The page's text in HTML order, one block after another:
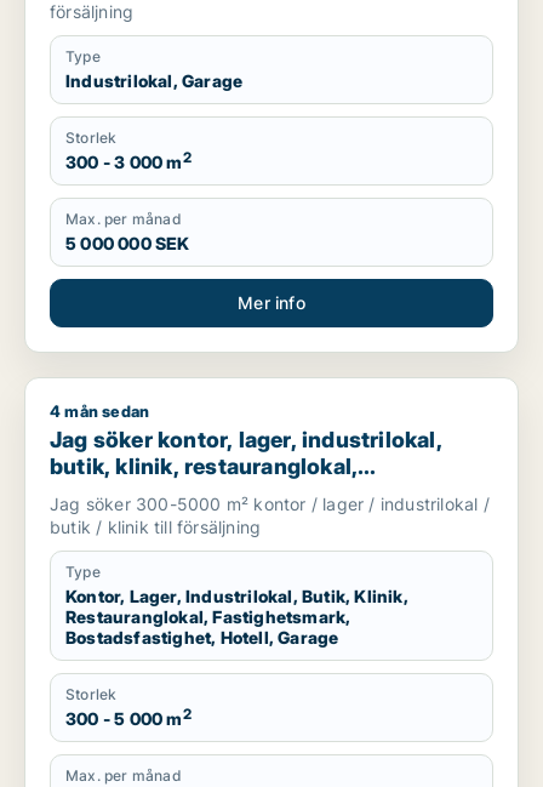
försäljning
Type
Industrilokal, Garage
Storlek
300 - 3 000 m2
Max. per månad
5 000 000 SEK
Mer info
Jag söker kontor, lager, industrilokal, butik, klinik,
4 mån sedan
Jag söker kontor, lager, industrilokal,
butik, klinik, restauranglokal,
fastighetsmark, bostadsfastighet, hotell
eller garage till salu i Malmö
Jag söker 300-5000 m² kontor / lager / industrilokal /
butik / klinik till försäljning
Type
Kontor, Lager, Industrilokal, Butik, Klinik,
Restauranglokal, Fastighetsmark,
Bostadsfastighet, Hotell, Garage
Storlek
300 - 5 000 m2
Max. per månad